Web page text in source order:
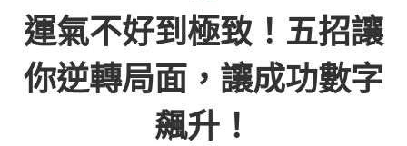
運氣不好到極致！五招讓
你逆轉局面，讓成功數字
飆升！